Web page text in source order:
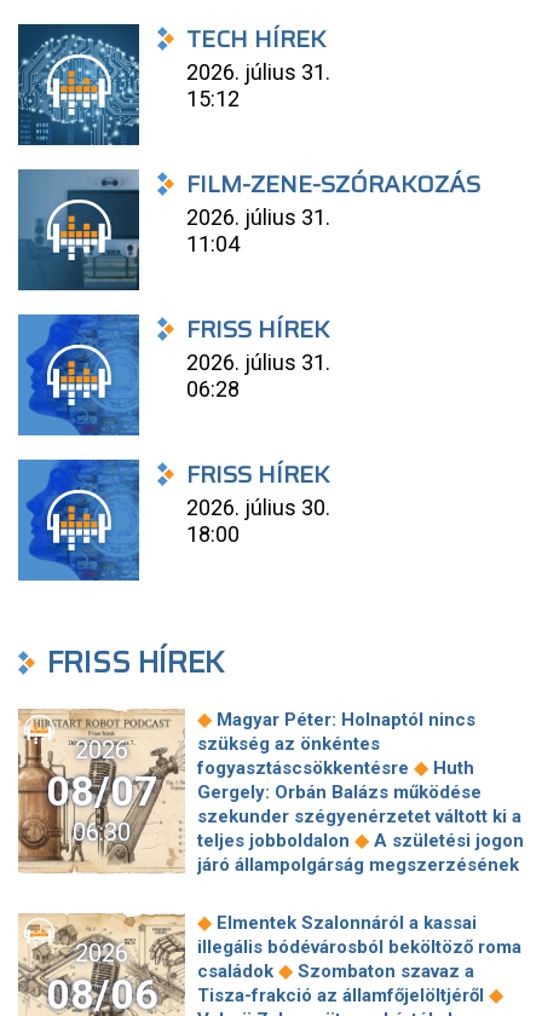
TECH HÍREK
2026. július 31.
15:12
FILM-ZENE-SZÓRAKOZÁS
2026. július 31.
11:04
FRISS HÍREK
2026. július 31.
06:28
FRISS HÍREK
2026. július 30.
18:00
FRISS HÍREK
2026
08/07
06:30
◆ Magyar Péter: Holnaptól nincs
szükség az önkéntes
fogyasztáscsökkentésre ◆ Huth
Gergely: Orbán Balázs működése
szekunder szégyenérzetet váltott ki a
teljes jobboldalon ◆ A születési jogon
járó állampolgárság megszerzésének
Donald Trump
◆ „Kevésen múlt a
katasztrófa” – szintet léphetett az
orosz hibrid hadviselés ◆
Ákos: Vagyonkezelés közérdekből: mi
jön a kekvák után? ◆ Térképen, ahogy
2026
08/06
◆ Elmentek Szalonnáról a kassai
illegális bódévárosból beköltöző roma
családok ◆ Szombaton szavaz a
Tisza-frakció az államfőjelöltjéről ◆